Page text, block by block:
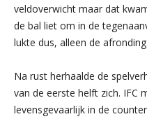
veldoverwicht maar dat
de bal liet om in de
lukte dus, alleen de
Na rust herhaalde de
van de eerste helft zich. IFC
levensgevaarlijk in de